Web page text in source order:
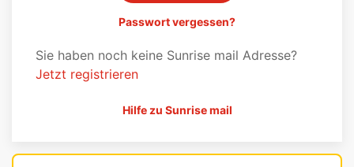
Passwort vergessen?
Sie haben noch keine Sunrise mail Adresse?
Jetzt registrieren
Hilfe zu Sunrise mail